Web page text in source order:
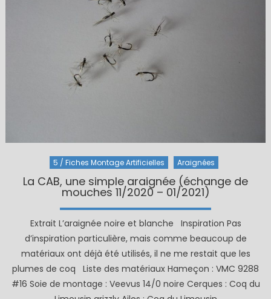
5 / Fiches Montage Artificielles Araignées
La CAB, une simple araignée (échange de
mouches 11/2020 – 01/2021)
Extrait L’araignée noire et blanche Inspiration Pas
d’inspiration particulière, mais comme beaucoup de
matériaux ont déjà été utilisés, il ne me restait que les
plumes de coq Liste des matériaux Hameçon : VMC 9288
#16 Soie de montage : Veevus 14/0 noire Cerques : Coq du